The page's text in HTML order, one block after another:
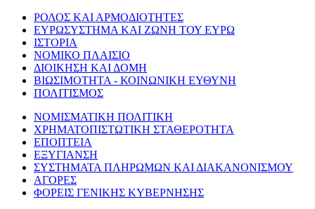
ΡΟΛΟΣ ΚΑΙ ΑΡΜΟΔΙΟΤΗΤΕΣ
ΕΥΡΩΣΥΣΤΗΜΑ ΚΑΙ ΖΩΝΗ ΤΟΥ ΕΥΡΩ
ΙΣΤΟΡΙΑ
ΝΟΜΙΚΟ ΠΛΑΙΣΙΟ
ΔΙΟΙΚΗΣΗ ΚΑΙ ΔΟΜΗ
ΒΙΩΣΙΜΟΤΗΤΑ - ΚΟΙΝΩΝΙΚΗ ΕΥΘΥΝΗ
ΠΟΛΙΤΙΣΜΟΣ
ΝΟΜΙΣΜΑΤΙΚΗ ΠΟΛΙΤΙΚΗ
ΧΡΗΜΑΤΟΠΙΣΤΩΤΙΚΗ ΣΤΑΘΕΡΟΤΗΤΑ
ΕΠΟΠΤΕΙΑ
ΕΞΥΓΙΑΝΣΗ
ΣΥΣΤΗΜΑΤΑ ΠΛΗΡΩΜΩΝ ΚΑΙ ΔΙΑΚΑΝΟΝΙΣΜΟΥ
ΑΓΟΡΕΣ
ΦΟΡΕΙΣ ΓΕΝΙΚΗΣ ΚΥΒΕΡΝΗΣΗΣ